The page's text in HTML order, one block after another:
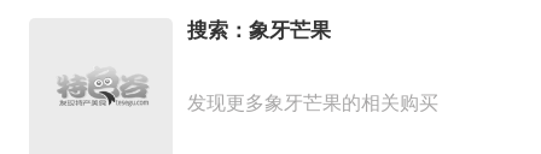
搜索：象牙芒果
发现更多象牙芒果的相关购买